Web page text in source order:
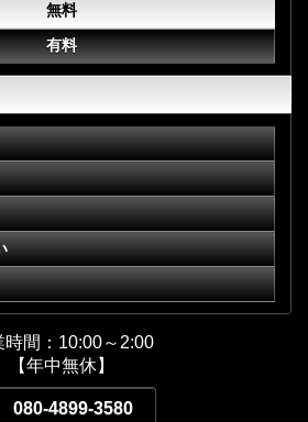
無料
有料
時間：10:00～2:00
【年中無休】
080-4899-3580